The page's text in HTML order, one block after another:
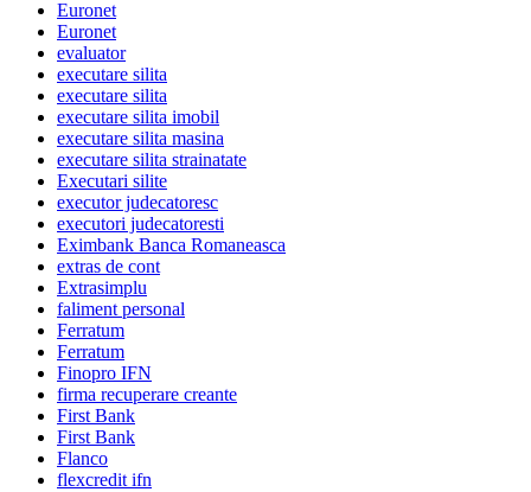
Euronet
Euronet
evaluator
executare silita
executare silita
executare silita imobil
executare silita masina
executare silita strainatate
Executari silite
executor judecatoresc
executori judecatoresti
Eximbank Banca Romaneasca
extras de cont
Extrasimplu
faliment personal
Ferratum
Ferratum
Finopro IFN
firma recuperare creante
First Bank
First Bank
Flanco
flexcredit ifn